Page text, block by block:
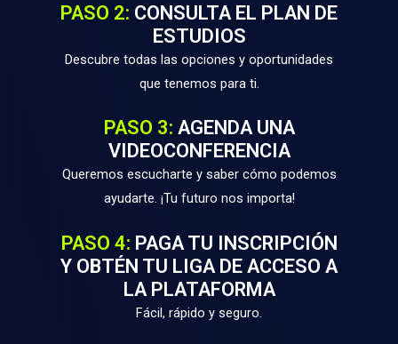
PASO 2: CONSULTA EL PLAN DE
ESTUDIOS
Descubre todas las opciones y oportunidades
que tenemos para ti.
PASO 3: AGENDA UNA
VIDEOCONFERENCIA
Queremos escucharte y saber cómo podemos
ayudarte. ¡Tu futuro nos importa!
PASO 4: PAGA TU INSCRIPCIÓN
Y OBTÉN TU LIGA DE ACCESO A
LA PLATAFORMA
Fácil, rápido y seguro.